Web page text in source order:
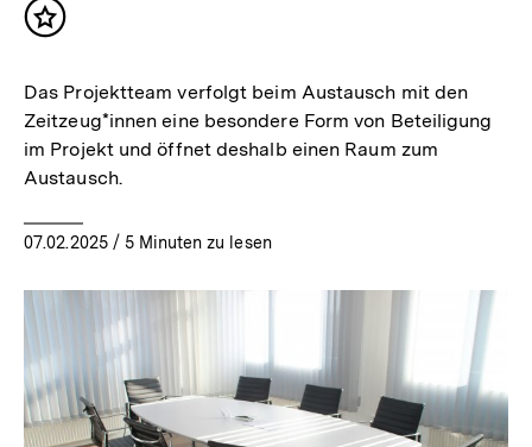
Inhalt
Das Projektteam verfolgt beim Austausch mit den
Zeitzeug*innen eine besondere Form von Beteiligung
im Projekt und öffnet deshalb einen Raum zum
Austausch.
07.02.2025/ 5 Minuten zu lesen